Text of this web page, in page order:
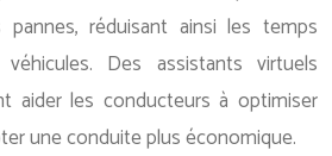
réduisant ainsi les temps
véhicules. Des assistants virtuels
aider les conducteurs à optimiser
une conduite plus économique.